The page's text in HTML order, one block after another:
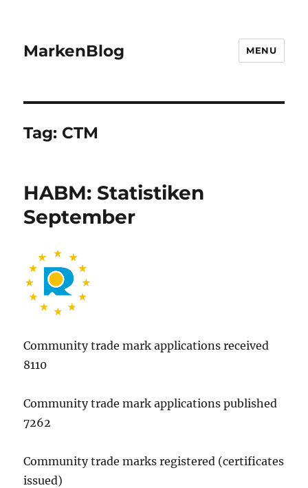
MarkenBlog MENU
Tag: CTM
HABM: Statistiken
September
Community trade mark applications received
8110
Community trade mark applications published
7262
Community trade marks registered (certificates
issued)